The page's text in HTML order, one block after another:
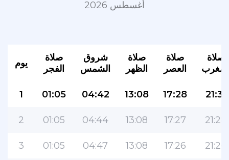
أغسطس 2026
يوم
صلاة
الفجر
شروق
الشمس
صلاة
الظهر
صلاة
العصر
صلاة
1 01:05 04:42 13:08 17:28 21:31
2 01:05 04:44 13:08 17:27 21:28
3 01:05 04:47 13:08 17:26 21:26